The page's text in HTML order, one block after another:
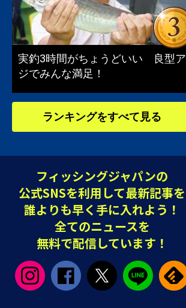
実釣3時間がちょうどいい 良型ア
ジでみんな満足！
ランキングをすべて見る
フィッシングジャパンの
公式SNSを利用して最新記事を
誰よりも早く手に入れよう！
全てのニュースを
無料で配信しています！